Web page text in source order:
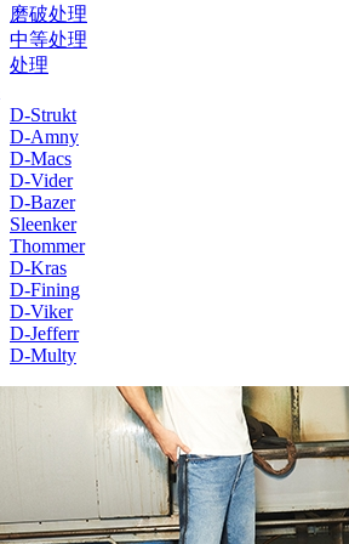
磨破处理
中等处理
处理
D-Strukt
D-Amny
D-Macs
D-Vider
D-Bazer
Sleenker
Thommer
D-Kras
D-Fining
D-Viker
D-Jefferr
D-Multy